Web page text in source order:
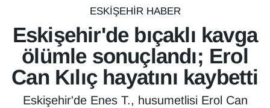
ESKİŞEHİR HABER
Eskişehir'de bıçaklı kavga
ölümle sonuçlandı; Erol
Can Kılıç hayatını kaybetti
Eskişehir'de Enes T., husumetlisi Erol Can
Tüm Manşetler
Son Dakika Haberleri
Haber Arşivi